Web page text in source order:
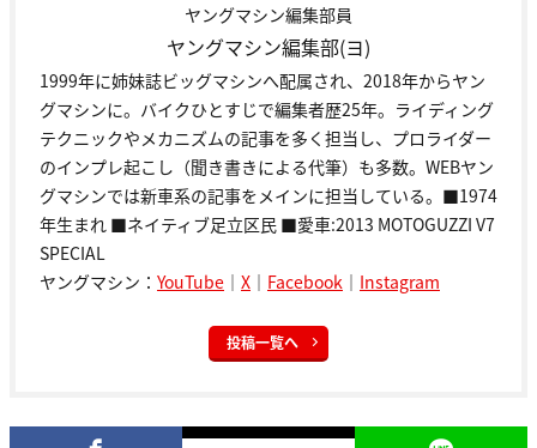
ヤングマシン編集部員
ヤングマシン編集部(ヨ)
1999年に姉妹誌ビッグマシンへ配属され、2018年からヤン
グマシンに。バイクひとすじで編集者歴25年。ライディング
テクニックやメカニズムの記事を多く担当し、プロライダー
のインプレ起こし（聞き書きによる代筆）も多数。WEBヤン
グマシンでは新車系の記事をメインに担当している。■1974
年生まれ ■ネイティブ足立区民 ■愛車:2013 MOTOGUZZI V7
SPECIAL
ヤングマシン： YouTube ｜ X ｜ Facebook ｜ Instagram
投稿一覧へ